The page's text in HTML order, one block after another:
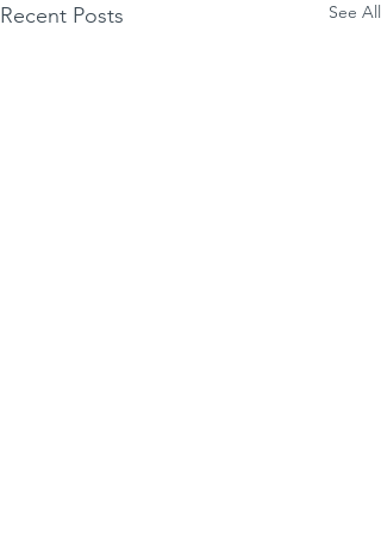
Recent Posts See All